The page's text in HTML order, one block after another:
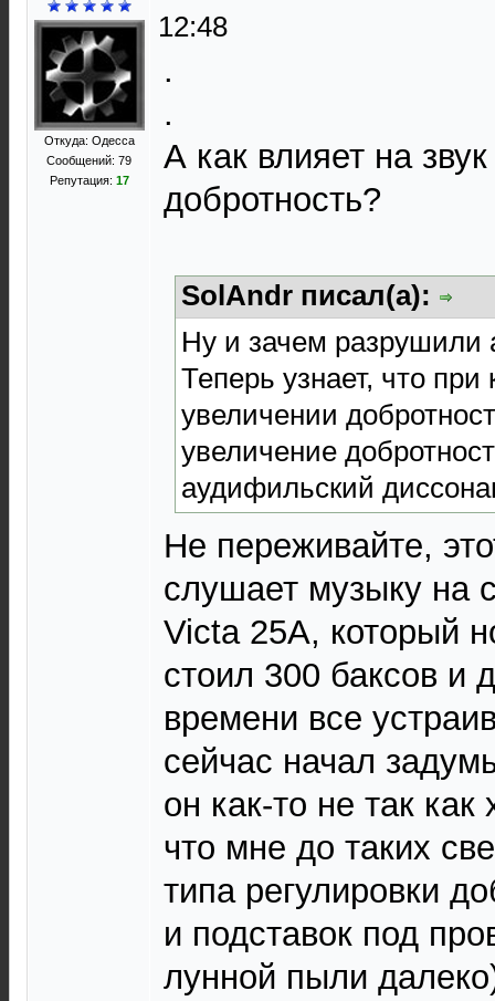
Откуда: Одесса
Сообщений: 79
Репутация: 17
12:48
.
.
А как влияет на
добротность?
SolAndr писал(а):
Ну и зачем разрушили
Теперь узнает, что при
увеличении
увеличение
аудифильский
Не переживайте,
слушает музыку на
Victa 25A, который
стоил 300 баксов и
времени все
сейчас начал
он как-то не так
что мне до таких
типа регулировки
и подставок под
лунной пыли